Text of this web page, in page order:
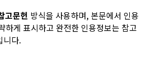
고문헌 방식을 사용하며, 본문에서 인용
하게 표시하고 완전한 인용정보는 참고
니다.